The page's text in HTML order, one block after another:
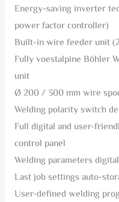
Energy-saving inverter
power factor controller)
Built-in wire feeder unit
Fully voestalpine Böhler
unit
Ø 200 / 300 mm wire
Welding polarity switch
Full digital and user-
control panel
Welding parameters
Last job settings auto-
User-defined welding